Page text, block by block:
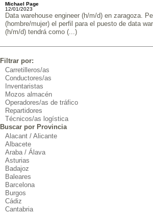
Michael Page
12/01/2023
Data warehouse engineer (h/m/d) en zaragoza.
(hombre/mujer) el perfil para el puesto de data
(h/m/d) tendrá como (...)
Filtrar por:
Carretilleros/as
Conductores/as
Inventaristas
Mozos almacén
Operadores/as de tráfico
Repartidores
Técnicos/as logística
Buscar por Provincia
Alacant / Alicante
Albacete
Araba / Álava
Asturias
Badajoz
Baleares
Barcelona
Burgos
Cádiz
Cantabria